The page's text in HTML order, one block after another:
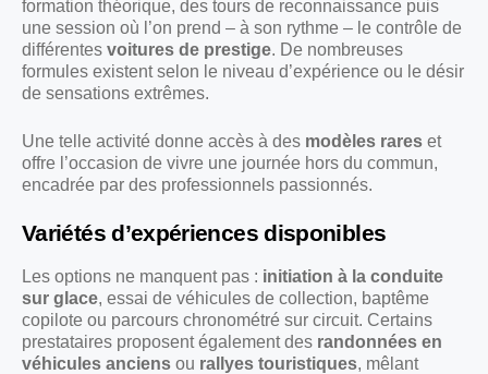
formation théorique, des tours de reconnaissance puis
une session où l’on prend – à son rythme – le contrôle de
différentes voitures de prestige. De nombreuses
formules existent selon le niveau d’expérience ou le désir
de sensations extrêmes.
Une telle activité donne accès à des modèles rares et
offre l’occasion de vivre une journée hors du commun,
encadrée par des professionnels passionnés.
Variétés d’expériences disponibles
Les options ne manquent pas : initiation à la conduite
sur glace, essai de véhicules de collection, baptême
copilote ou parcours chronométré sur circuit. Certains
prestataires proposent également des randonnées en
véhicules anciens ou rallyes touristiques, mêlant